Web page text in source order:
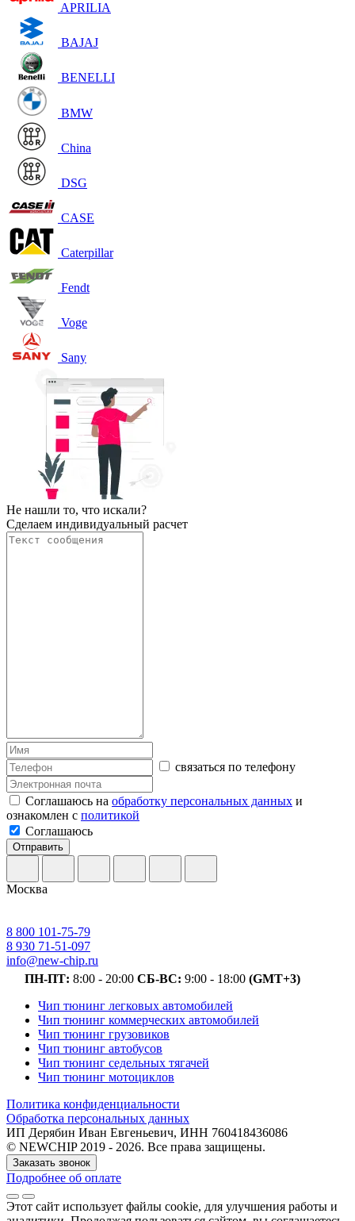
APRILIA
BAJAJ
BENELLI
BMW
China
DSG
CASE
Caterpillar
Fendt
Voge
Sany
Не нашли то, что искали?
Сделаем индивидуальный расчет
связаться по телефону
Соглашаюсь на обработку персональных данных и
ознакомлен с политикой
Соглашаюсь
Отправить
Москва
8 800 101-75-79
8 930 71-51-097
info@new-chip.ru
ПН-ПТ: 8:00 - 20:00 СБ-ВС: 9:00 - 18:00 (GMT+3)
Чип тюнинг легковых автомобилей
Чип тюнинг коммерческих автомобилей
Чип тюнинг грузовиков
Чип тюнинг автобусов
Чип тюнинг седельных тягачей
Чип тюнинг мотоциклов
Политика конфиденциальности
Обработка персональных данных
ИП Дерябин Иван Евгеньевич, ИНН 760418436086
© NEWCHIP 2019 - 2026. Все права защищены.
Заказать звонок
Подробнее об оплате
Этот сайт использует файлы cookie, для улучшения работы и